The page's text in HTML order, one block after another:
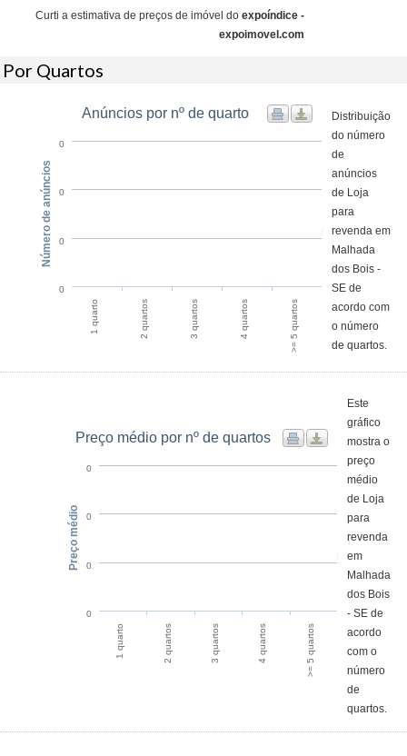
Curti a estimativa de preços de imóvel do expoíndice -
expoimovel.com
Por Quartos
Anúncios por nº de quarto
1 quarto 2 quartos 3 quartos 4 quartos >= 5 quartos
0
0
0
0
Número de anúncios
Distribuição
do número
de
anúncios
de Loja
para
revenda em
Malhada
dos Bois -
SE de
acordo com
o número
de quartos.
Preço médio por nº de quartos
1 quarto 2 quartos 3 quartos 4 quartos >= 5 quartos
0
0
0
0
Preço médio
Este
gráfico
mostra o
preço
médio
de Loja
para
revenda
em
Malhada
dos Bois
- SE de
acordo
com o
número
de
quartos.